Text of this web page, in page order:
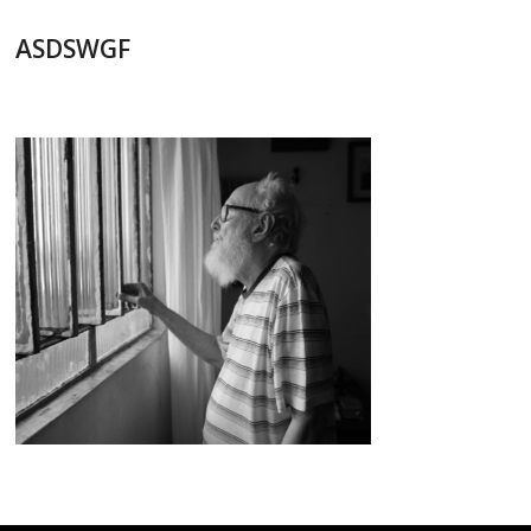
asdswgf